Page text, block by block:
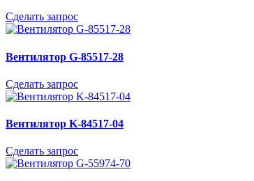
Сделать запрос
Вентилятор G-85517-28
Сделать запрос
Вентилятор K-84517-04
Сделать запрос